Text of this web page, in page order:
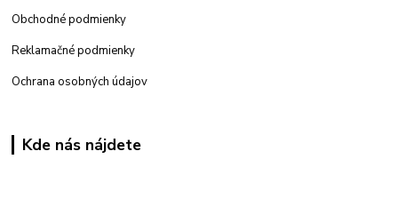
Obchodné podmienky
Reklamačné podmienky
Ochrana osobných údajov
Kde nás nájdete